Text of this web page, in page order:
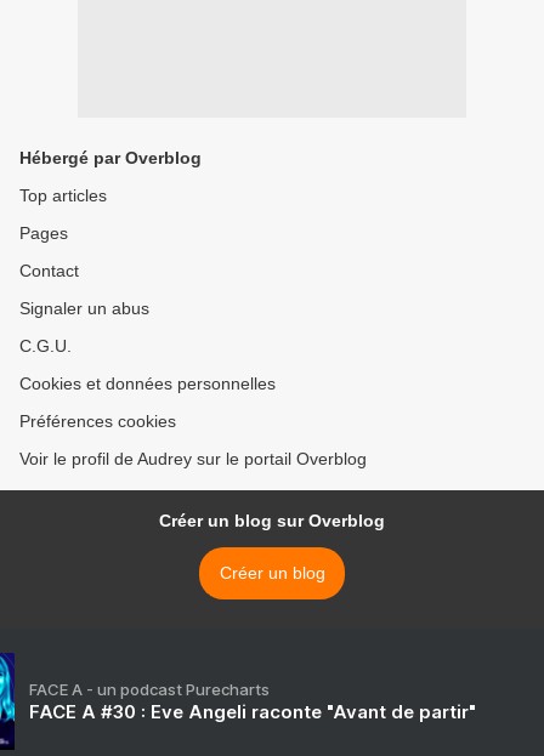
Hébergé par Overblog
Top articles
Pages
Contact
Signaler un abus
C.G.U.
Cookies et données personnelles
Préférences cookies
Voir le profil de Audrey sur le portail Overblog
Créer un blog sur Overblog
Créer un blog
FACE A - un podcast Purecharts
FACE A #30 : Eve Angeli raconte "Avant de partir"